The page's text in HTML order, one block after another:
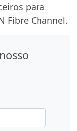
para
Fibre Channel.